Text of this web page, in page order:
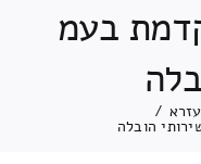
בעמ
/
הובלה